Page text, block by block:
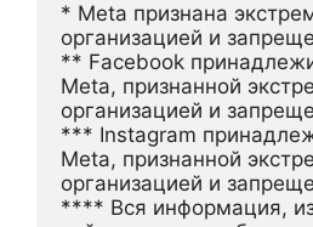
* Meta признана
организацией и
** Facebook
Meta, признанной
организацией и
*** Instagram
Meta, признанной
организацией и
**** Вся информация,